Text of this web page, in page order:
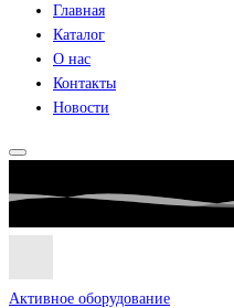
Главная
Каталог
О нас
Контакты
Новости
Активное оборудование